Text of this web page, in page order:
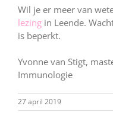
Wil je er meer van
lezing in Leende.
is beperkt.
Yvonne van Stigt,
Immunologie
27 april 2019